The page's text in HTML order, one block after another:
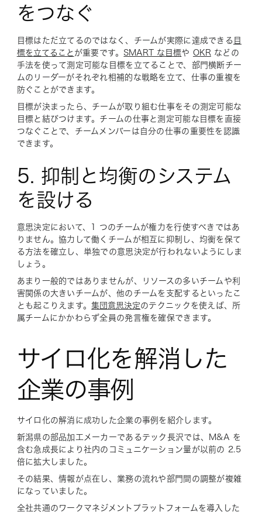
をつなぐ
目標はただ立てるのではなく、チームが実際に達成できる 目
標を立てること が重要です。 SMART な目標や OKR などの
手法を使って測定可能な目標を立てることで、部門横断チー
ムのリーダーがそれぞれ相補的な戦略を立て、仕事の重複を
防ぐことができます。
目標が決まったら、チームが取り組む仕事をその測定可能な
目標と結びつけます。チームの仕事と測定可能な目標を直接
つなぐことで、チームメンバーは自分の仕事の重要性を認識
できます。
5. 抑制と均衡のシステム
を設ける
意思決定において、1 つのチームが権力を行使すべきではあ
りません。協力して働くチームが相互に抑制し、均衡を保て
る方法を確立し、単独での意思決定が行われないようにしま
しょう。
あまり一般的ではありませんが、リソースの多いチームや利
害関係の大きいチームが、他のチームを支配するといったこ
とも起こりえます。集団意思決定のテクニックを使えば、所
属チームにかかわらず全員の発言権を確保できます。
サイロ化を解消した
企業の事例
サイロ化の解消に成功した企業の事例を紹介します。
新潟県の部品加工メーカーであるテック長沢では、M&A を
含む急成長により社内のコミュニケーション量が以前の 2.5
倍に拡大しました。
その結果、情報が点在し、業務の流れや部門間の調整が複雑
になっていました。
全社共通のワークマネジメントプラットフォームを導入した